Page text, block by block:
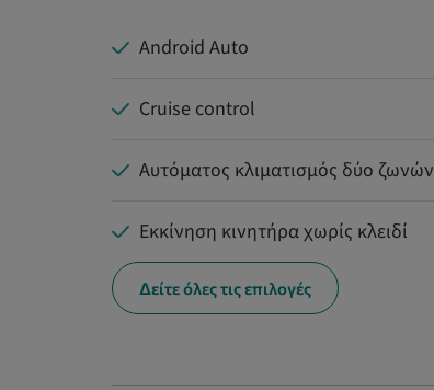
Android Auto
Cruise control
Αυτόματος κλιματισμός δύο ζωνών
Εκκίνηση κινητήρα χωρίς κλειδί
Δείτε όλες τις επιλογές